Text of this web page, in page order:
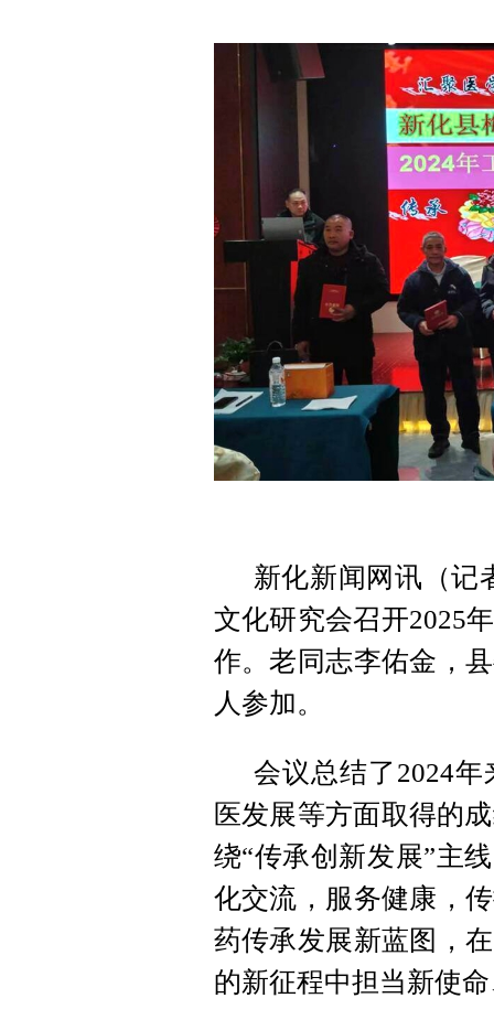
新化新闻网讯（记
文化研究会召开2025
作。老同志李佑金，
人参加。
会议总结了2024
医发展等方面取得的
绕“传承创新发展”主
化交流，服务健康，
药传承发展新蓝图，
的新征程中担当新使